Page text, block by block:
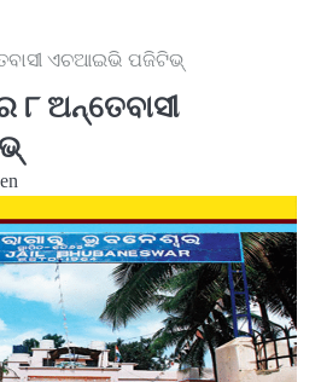
ଏଚଆଇଭି ପଜିଟିଭ୍‌
୮ ଅନ୍ତେବାସୀ